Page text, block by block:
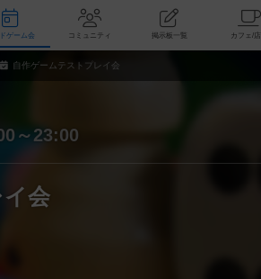
ボードゲーム会 コミュニティ 掲示板一覧
自作ゲームテストプレイ会
～23:00
会